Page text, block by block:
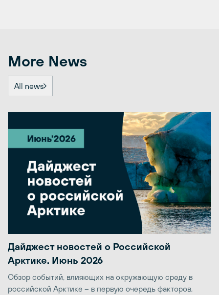
More News
All news
Дайджест новостей о Российской
Арктике. Июнь 2026
Обзор событий, влияющих на окружающую среду в
российской Арктике – в первую очередь факторов,